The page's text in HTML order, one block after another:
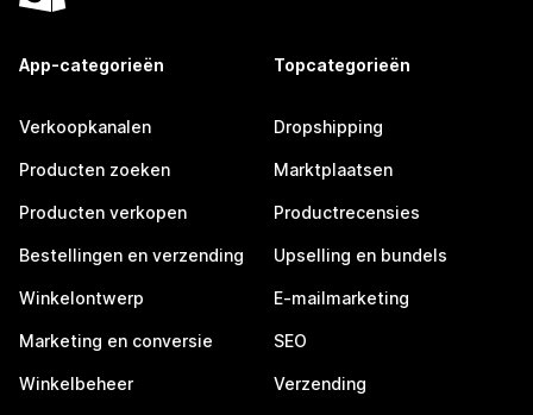
App-categorieën
Verkoopkanalen
Producten zoeken
Producten verkopen
Bestellingen en verzending
Winkelontwerp
Marketing en conversie
Winkelbeheer
Topcategorieën
Dropshipping
Marktplaatsen
Productrecensies
Upselling en bundels
E-mailmarketing
SEO
Verzending